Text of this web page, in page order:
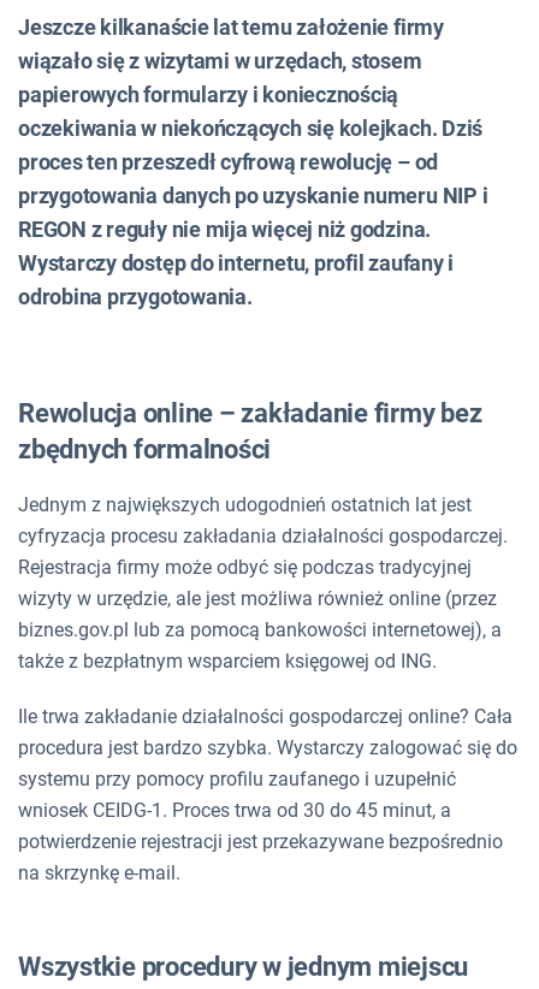
Jeszcze kilkanaście lat temu założenie firmy
wiązało się z wizytami w urzędach, stosem
papierowych formularzy i koniecznością
oczekiwania w niekończących się kolejkach. Dziś
proces ten przeszedł cyfrową rewolucję – od
przygotowania danych po uzyskanie numeru NIP i
REGON z reguły nie mija więcej niż godzina.
Wystarczy dostęp do internetu, profil zaufany i
odrobina przygotowania.
Rewolucja online – zakładanie firmy bez
zbędnych formalności
Jednym z największych udogodnień ostatnich lat jest
cyfryzacja procesu zakładania działalności gospodarczej.
Rejestracja firmy może odbyć się podczas tradycyjnej
wizyty w urzędzie, ale jest możliwa również online (przez
biznes.gov.pl lub za pomocą bankowości internetowej), a
także z bezpłatnym wsparciem księgowej od ING.
Ile trwa zakładanie działalności gospodarczej online? Cała
procedura jest bardzo szybka. Wystarczy zalogować się do
systemu przy pomocy profilu zaufanego i uzupełnić
wniosek CEIDG-1. Proces trwa od 30 do 45 minut, a
potwierdzenie rejestracji jest przekazywane bezpośrednio
na skrzynkę e-mail.
Wszystkie procedury w jednym miejscu